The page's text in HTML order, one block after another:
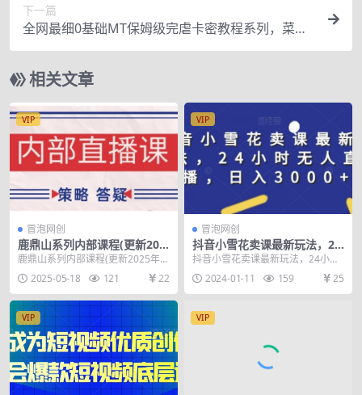
下一篇
全网最细0基础MT保姆级完虐卡密教程系列，菜鸡
小白从去卡密入门到大佬
相关文章
VIP
冒泡网创
鹿鼎山系列内部课程(更新202
5年5月)专注缠论教学，行情
分析、学习答疑、机会提示、
实操讲解
鹿鼎山系列内部课程(更新2025年5
月)专注缠论教学，行情分析、学习
答疑、机会提...
2025-05-18 121 22
VIP
冒泡网创
抖音小雪花卖课最新玩法，24
小时无人直播，日入3000+
【揭秘】
抖音小雪花卖课最新玩法，24小时
无人直播，日入3000+【揭秘】 项
目内容： 1...
2024-01-11 159 25
VIP VIP